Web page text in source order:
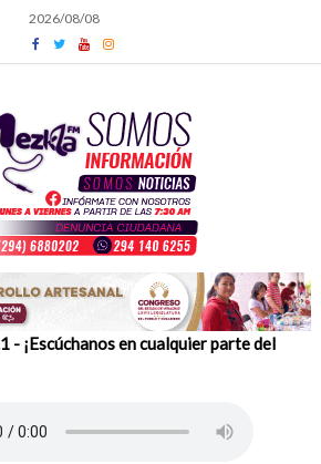
2026/08/08
- ¡Escúchanos en cualquier parte del